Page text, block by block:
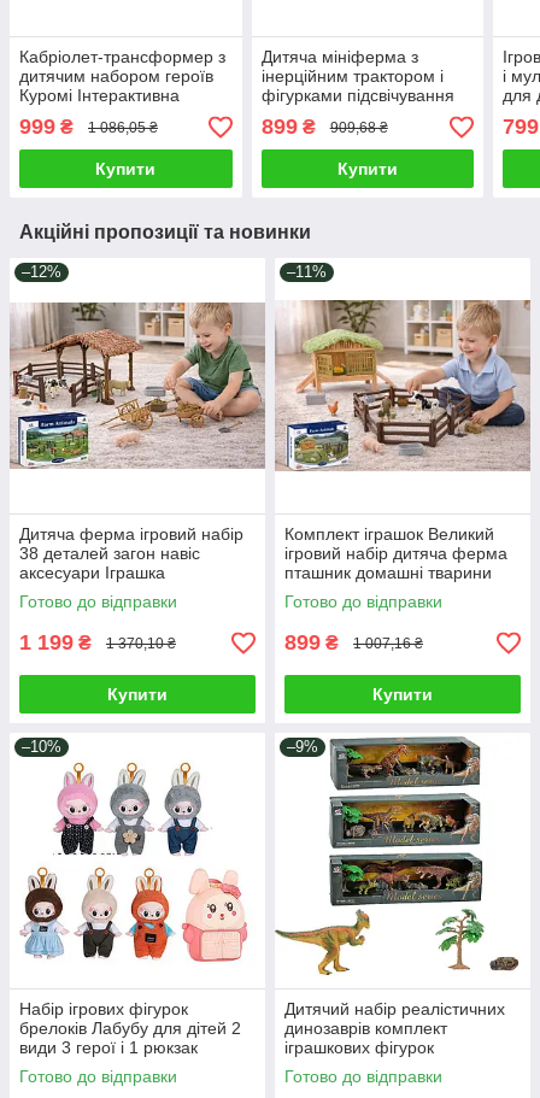
Кабріолет-трансформер з
дитячим набором героїв
Куромі Інтерактивна
фігурок персонажів світло
звук
999 ₴ 1 086,05 ₴
Купити
Дитяча мініферма з
інерційним трактором і
фігурками підсвічування
трактор поросята звук
899₴ 909,68 ₴
Купити
і
для
799
Акційні пропозиції та новинки
–12%
Дитяча ферма ігровий набір
38 деталей загон навіс
аксесуари Іграшка
фермерське господарство
візок тварини фігурка людини
Готово до відправки
1 199 ₴ 1 370,10 ₴
Купити
–11%
Комплект іграшок Великий
ігровий набір дитяча ферма
пташник домашні тварини
інструменти огорожа 41
деталь
Готово до відправки
899 ₴ 1 007,16 ₴
Купити
–10%
Набір ігрових фігурок
брелоків Лабубу для дітей 2
види 3 герої і 1 рюкзак
скринька персонажі на
підвісці рухомі деталі
Готово до відправки
–9%
Дитячий набір реалістичних
динозаврів комплект
іграшкових фігурок
доісторичних тварин камінь
дерево 3 види
Готово до відправки